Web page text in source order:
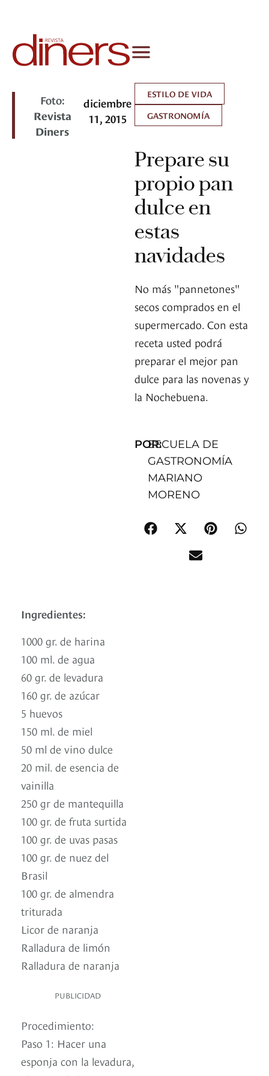
Foto:
Revista
Diners
diciembre
11, 2015
ESTILO DE VIDA
GASTRONOMÍA
Prepare su
propio pan
dulce en
estas
navidades
No más "pannetones"
secos comprados en el
supermercado. Con esta
receta usted podrá
preparar el mejor pan
dulce para las novenas y
la Nochebuena.
POR:ESCUELA DE
GASTRONOMÍA
MARIANO
MORENO
Ingredientes:
1000 gr. de harina
100 ml. de agua
60 gr. de levadura
160 gr. de azúcar
5 huevos
150 ml. de miel
50 ml de vino dulce
20 mil. de esencia de
vainilla
250 gr de mantequilla
100 gr. de fruta surtida
100 gr. de uvas pasas
100 gr. de nuez del
Brasil
100 gr. de almendra
triturada
Licor de naranja
Ralladura de limón
Ralladura de naranja
PUBLICIDAD
Procedimiento:
Paso 1: Hacer una
esponja con la levadura,